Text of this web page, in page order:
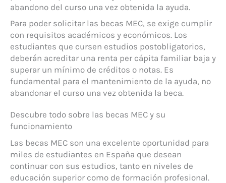
abandono del curso una vez obtenida la ayuda.
Para poder solicitar las becas MEC, se exige cumplir
con requisitos académicos y económicos. Los
estudiantes que cursen estudios postobligatorios,
deberán acreditar una renta per cápita familiar baja y
superar un mínimo de créditos o notas. Es
fundamental para el mantenimiento de la ayuda, no
abandonar el curso una vez obtenida la beca.
Descubre todo sobre las becas MEC y su
funcionamiento
Las becas MEC son una excelente oportunidad para
miles de estudiantes en España que desean
continuar con sus estudios, tanto en niveles de
educación superior como de formación profesional.